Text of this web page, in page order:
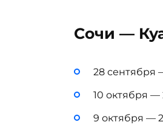
Сочи —
28 сентября
10 октября
9 октября —